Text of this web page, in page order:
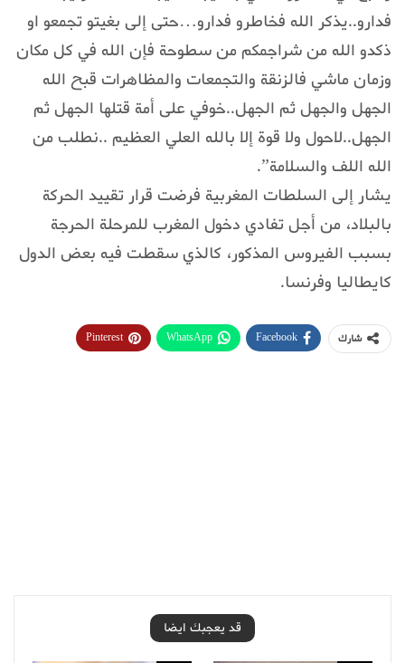
فدارو..يذكر الله فخاطرو فدارو…حتى إلى بغيتو تجمعو او
ذكدو الله من شراجمكم من سطوحة فإن الله في كل مكان
وزمان ماشي فالزنقة والتجمعات والمظاهرات قبح الله
الجهل والجهل ثم الجهل..خوفي على أمة قتلها الجهل ثم
الجهل..لاحول ولا قوة إلا بالله العلي العظيم ..نطلب من
الله اللف والسلامة”.
يشار إلى السلطات المغربية فرضت قرار تقييد الحركة
بالبلاد، من أجل تفادي دخول المغرب للمرحلة الحرجة
بسبب الفيروس المذكور، كالذي سقطت فيه بعض الدول
كايطاليا وفرنسا.
شارك Facebook
WhatsApp
Pinterest
قد يعجبك ايضا